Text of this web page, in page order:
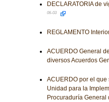
DECLARATORIA de
06-03
REGLAMENTO
ACUERDO General
diversos Acuerdos
ACUERDO por el que
Unidad para la
Procuraduría